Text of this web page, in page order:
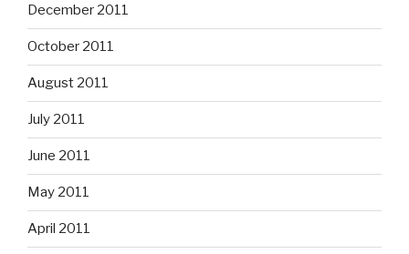
December 2011
October 2011
August 2011
July 2011
June 2011
May 2011
April 2011